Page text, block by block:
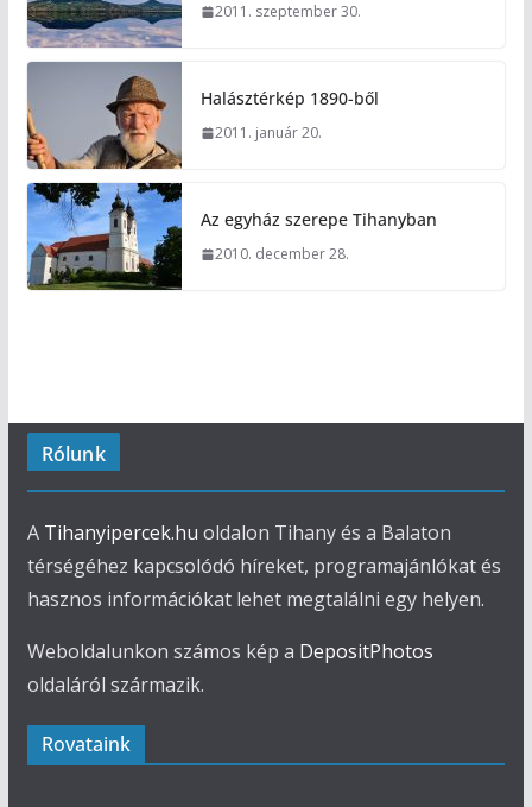
2011. szeptember 30.
Halásztérkép 1890-ből
2011. január 20.
Az egyház szerepe Tihanyban
2010. december 28.
Rólunk
A Tihanyipercek.hu oldalon Tihany és a Balaton
térségéhez kapcsolódó híreket, programajánlókat és
hasznos információkat lehet megtalálni egy helyen.
Weboldalunkon számos kép a DepositPhotos
oldaláról származik.
Rovataink